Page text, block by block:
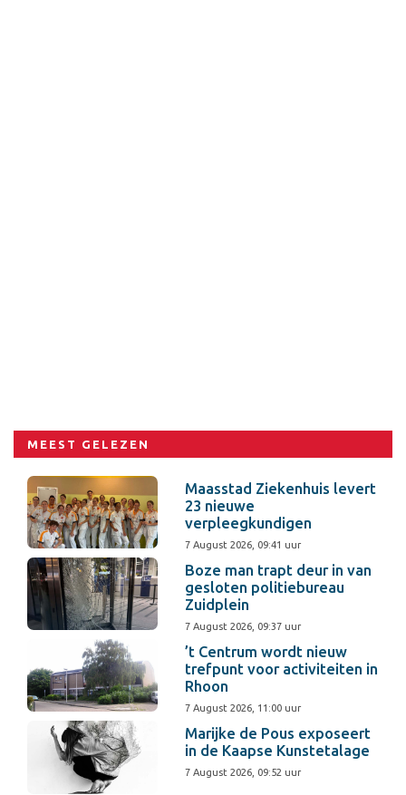
MEEST GELEZEN
Maasstad Ziekenhuis levert
23 nieuwe
verpleegkundigen
7 August 2026, 09:41 uur
Boze man trapt deur in van
gesloten politiebureau
Zuidplein
7 August 2026, 09:37 uur
’t Centrum wordt nieuw
trefpunt voor activiteiten in
Rhoon
7 August 2026, 11:00 uur
Marijke de Pous exposeert
in de Kaapse Kunstetalage
7 August 2026, 09:52 uur